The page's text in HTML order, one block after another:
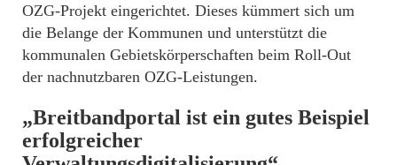
OZG-Projekt eingerichtet. Dieses kümmert sich um
die Belange der Kommunen und unterstützt die
kommunalen Gebietskörperschaften beim Roll-Out
der nachnutzbaren OZG-Leistungen.
„Breitbandportal ist ein gutes Beispiel
erfolgreicher